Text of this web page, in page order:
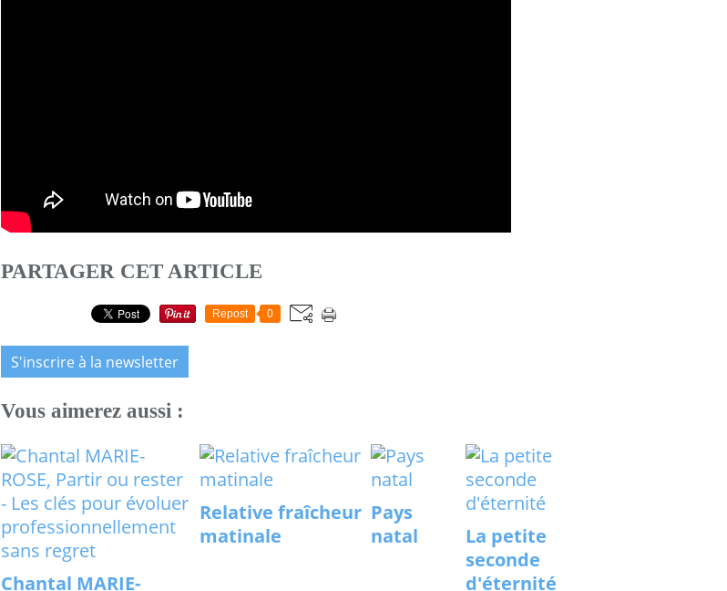
PARTAGER CET ARTICLE
Repost 0
S'inscrire à la newsletter
Vous aimerez aussi :
Chantal MARIE-
Relative fraîcheur
matinale
Pays
natal
La petite
seconde
d'éternité